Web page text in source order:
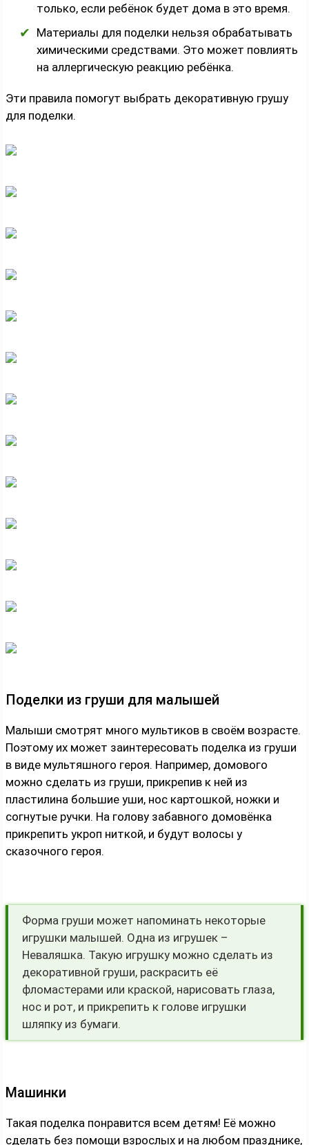
только, если ребёнок будет дома в это время.
Материалы для поделки нельзя обрабатывать
химическими средствами. Это может повлиять
на аллергическую реакцию ребёнка.
Эти правила помогут выбрать декоративную грушу
для поделки.
Поделки из груши для малышей
Малыши смотрят много мультиков в своём возрасте.
Поэтому их может заинтересовать поделка из груши
в виде мультяшного героя. Например, домового
можно сделать из груши, прикрепив к ней из
пластилина большие уши, нос картошкой, ножки и
согнутые ручки. На голову забавного домовёнка
прикрепить укроп ниткой, и будут волосы у
сказочного героя.
Форма груши может напоминать некоторые
игрушки малышей. Одна из игрушек –
Неваляшка. Такую игрушку можно сделать из
декоративной груши, раскрасить её
фломастерами или краской, нарисовать глаза,
нос и рот, и прикрепить к голове игрушки
шляпку из бумаги.
Машинки
Такая поделка понравится всем детям! Её можно
сделать без помощи взрослых и на любом празднике,